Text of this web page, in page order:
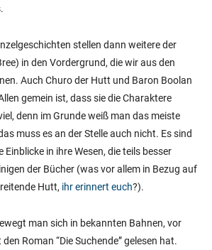
stellen dann weitere der
in den Vordergrund, die wir aus den
Auch Churo der Hutt und Baron Boolan
gemein ist, dass sie die Charaktere
denn im Grunde weiß man das meiste
muss es an der Stelle auch nicht. Es sind
in ihre Wesen, die teils besser
der Bücher (was vor allem in Bezug auf
Hutt, ihr erinnert euch?).
man sich in bekannten Bahnen, vor
Roman “Die Suchende” gelesen hat.